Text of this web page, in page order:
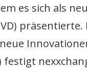
es sich als
festigt